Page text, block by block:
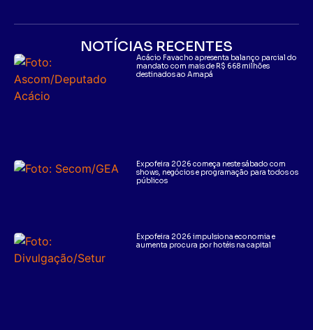
NOTÍCIAS RECENTES
Acácio Favacho apresenta balanço parcial do
mandato com mais de R$ 668 milhões
destinados ao Amapá
Expofeira 2026 começa neste sábado com
shows, negócios e programação para todos os
públicos
Expofeira 2026 impulsiona economia e
aumenta procura por hotéis na capital